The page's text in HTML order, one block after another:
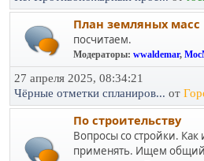
План земляных масс
посчитаем.
Модераторы: wwaldemar,
27 апреля 2025, 08:34:21
Чёрные отметки спланиров... от
По строительству
Вопросы со стройки. Как
применять. Ищем общий